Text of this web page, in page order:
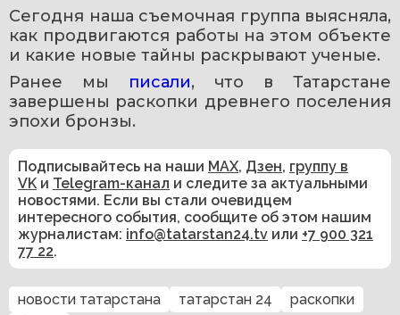
Сегодня наша съемочная группа выясняла,
как продвигаются работы на этом объекте
и какие новые тайны раскрывают ученые.
Ранее мы писали, что в Татарстане
завершены раскопки древнего поселения
эпохи бронзы.
Подписывайтесь на наши MAX, Дзен, группу в
VK и Telegram-канал и следите за актуальными
новостями. Если вы стали очевидцем
интересного события, сообщите об этом нашим
журналистам: info@tatarstan24.tv или +7 900 321
77 22.
новости татарстана татарстан 24
раскопки